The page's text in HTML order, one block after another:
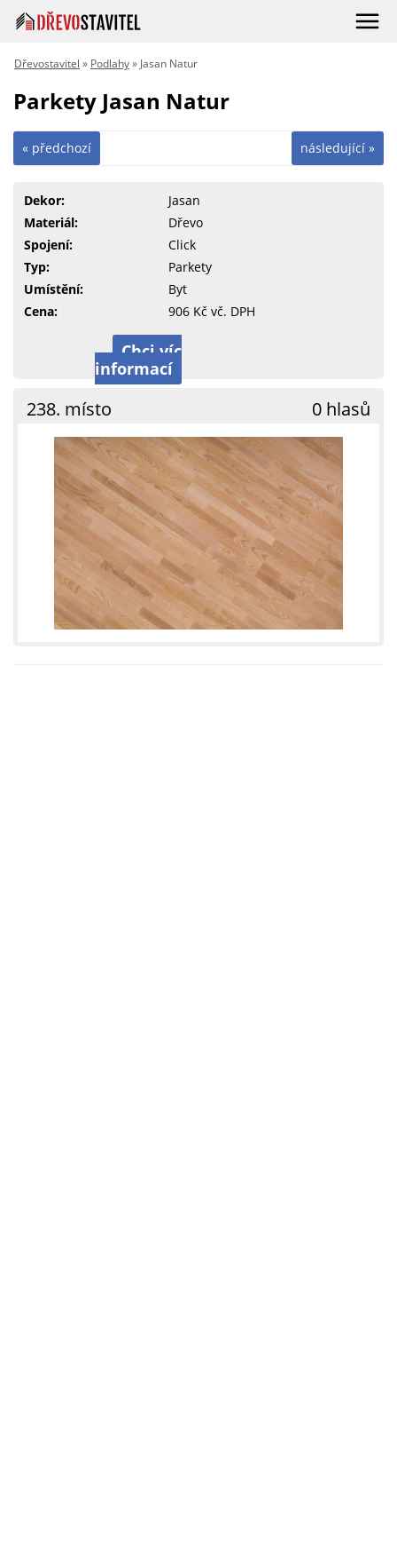
Dřevostavitel » Podlahy» Jasan Natur
Parkety Jasan Natur
následující »
« předchozí
Dekor:
Jasan
Materiál:
Dřevo
Spojení:
Click
Typ:
Parkety
Umístění:
Byt
Cena:
906 Kč vč. DPH
Chci víc
informací
238. místo 0 hlasů